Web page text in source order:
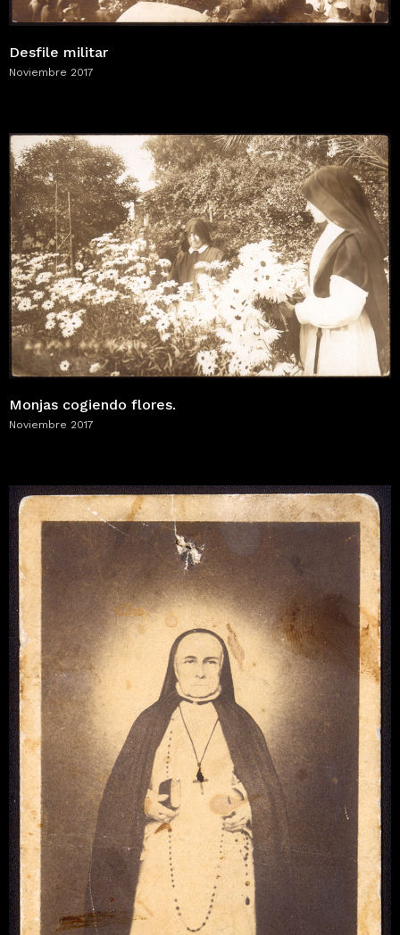
Desfile militar
Noviembre 2017
Monjas cogiendo flores.
Noviembre 2017